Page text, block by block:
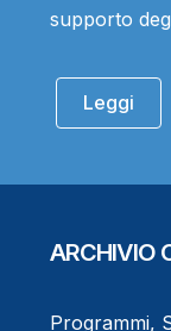
supporto
Leggi
ARCHIVIO
Programmi,